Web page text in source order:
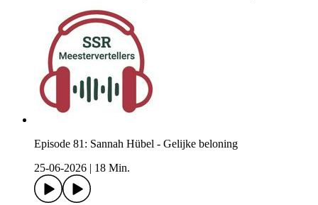
Episode 81: Sannah Hübel - Gelijke beloning
25-06-2026
18 Min.